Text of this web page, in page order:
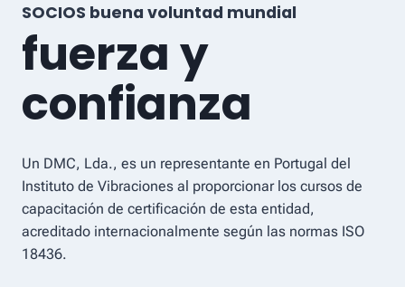
SOCIOS buena voluntad mundial
fuerza y ​​
confianza
Un DMC, Lda., es un representante en Portugal del
Instituto de Vibraciones al proporcionar los cursos de
capacitación de certificación de esta entidad,
acreditado internacionalmente según las normas ISO
18436.